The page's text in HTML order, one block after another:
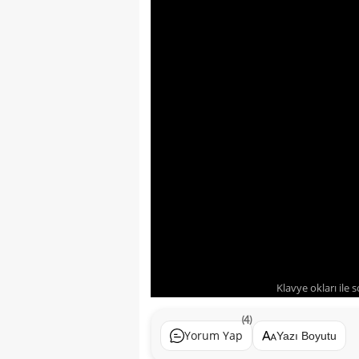
Klavye okları ile
Yorum Yap
(4)
Yazı Boyutu